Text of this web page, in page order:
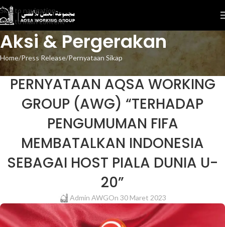
Skip to navigation
Skip to main content
Aksi & Pergerakan
Home Press Release Pernyataan Sikap
PERNYATAAN SIKAP
PERNYATAAN AQSA WORKING
GROUP (AWG) “TERHADAP
PENGUMUMAN FIFA
MEMBATALKAN INDONESIA
SEBAGAI HOST PIALA DUNIA U-
20”
Admin AWGOn 30 Maret 2023